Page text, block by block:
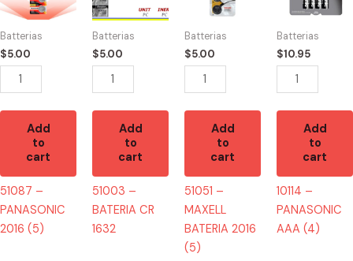
Batterias
$5.00
2016
(5)
quantity
Add
to
cart
51087 –
PANASONIC
2016 (5)
Batterias
$5.00
CR
1632
quantity
Add
to
cart
51003 –
BATERIA CR
1632
Batterias
$5.00
BATERIA
2016
(5)
quantity
Add
to
cart
51051 –
MAXELL
BATERIA 2016
(5)
Batterias
$10.95
AAA
(4)
quantity
Add
to
cart
10114 –
PANASONIC
AAA (4)